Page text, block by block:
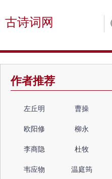
古诗词网
作者推荐
左丘明 曹操
欧阳修 柳永
李商隐 杜牧
韦应物 温庭筠